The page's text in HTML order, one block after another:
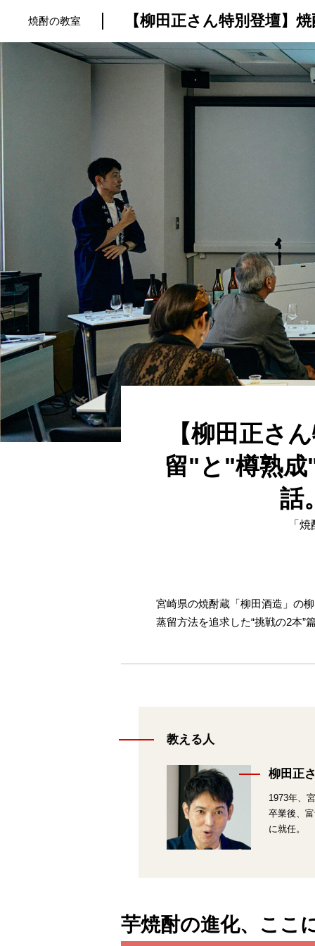
焼酎の教室
【柳田正さ
留"と"樽熟成
話
「
宮崎県の焼酎蔵「柳田酒造」の
蒸留方法を追求した“挑戦の2本”
教える人
柳田正
1973年、
卒業後、
に就任。
芋焼酎の進化、こ